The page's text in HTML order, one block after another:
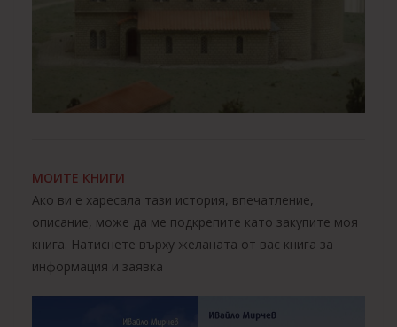
МОИТЕ КНИГИ
Ако ви е харесала тази история, впечатление,
описание, може да ме подкрепите като закупите моя
книга. Натиснете върху желаната от вас книга за
информация и заявка